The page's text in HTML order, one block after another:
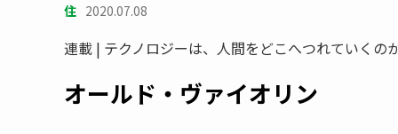
住 2020.07.08
連載 | テクノロジーは、人間をどこへつれていくの
オールド・ヴァイオリン